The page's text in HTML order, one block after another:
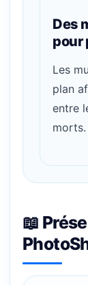
Des
pour
Les
plan
entre
morts.
📖